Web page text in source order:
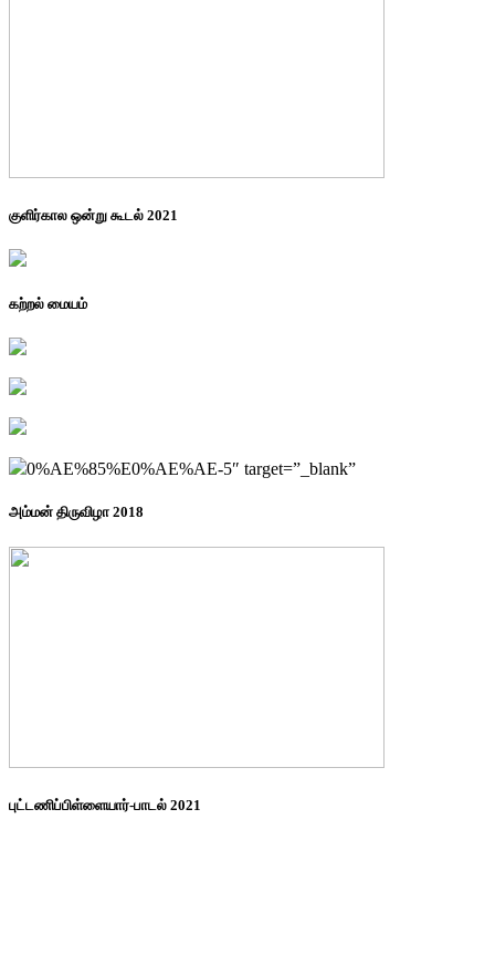
குளிர்கால ஒன்று கூடல் 2021
கற்றல் மையம்
0%AE%85%E0%AE%AE-5″ target=”_blank”
அம்மன் திருவிழா 2018
புட்டணிப்பிள்ளையார்-பாடல் 2021